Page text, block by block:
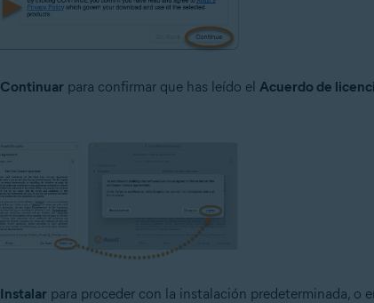
Continuar para confirmar que has leído el Acuerdo de
Instalar para proceder con la instalación predeterminada, o